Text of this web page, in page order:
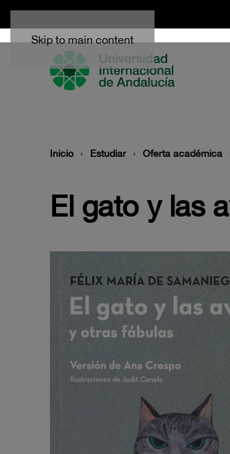
Skip to main content
Inicio Estudiar Oferta académica
El gato y las